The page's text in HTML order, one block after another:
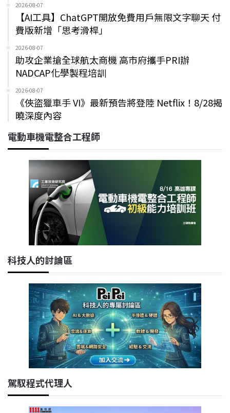
2026-08-07
【AI工具】ChatGPT開放免費用戶無限文字聊天 付
費版新增「思考滑桿」
2026-08-07
助攻企業搶全球航太商機 高市府攜手PRI辦
NADCAP化學製程培訓
2026-08-07
《俠盜獵車手 VI》最新預告將登陸 Netflix！8/28揭
曉深度內容
電動車機電整合工程師
科技人的討論區
駕馭程式代理人